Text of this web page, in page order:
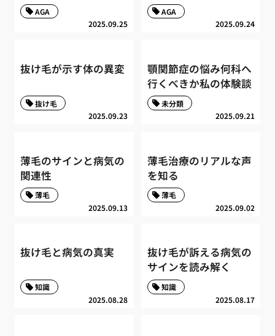
2025.09.25
AGA
2025.09.24
AGA
抜け毛が示す体の異変
2025.09.23
抜け毛
顎関節症の悩み何科へ
行くべきか私の体験談
2025.09.21
未分類
薄毛のサインと病気の
関連性
2025.09.13
薄毛
薄毛治療のリアルな声
を知る
2025.09.02
薄毛
抜け毛と病気の真実
2025.08.28
知識
抜け毛が訴える病気の
サインを読み解く
2025.08.17
知識